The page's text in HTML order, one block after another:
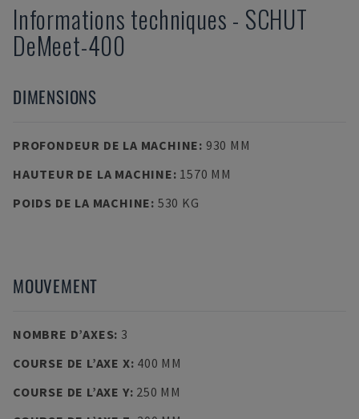
Informations techniques - SCHUT
DeMeet-400
DIMENSIONS
PROFONDEUR DE LA MACHINE: 930 MM
HAUTEUR DE LA MACHINE: 1570 MM
POIDS DE LA MACHINE: 530 KG
MOUVEMENT
NOMBRE D’AXES: 3
COURSE DE L’AXE X: 400 MM
COURSE DE L’AXE Y: 250 MM